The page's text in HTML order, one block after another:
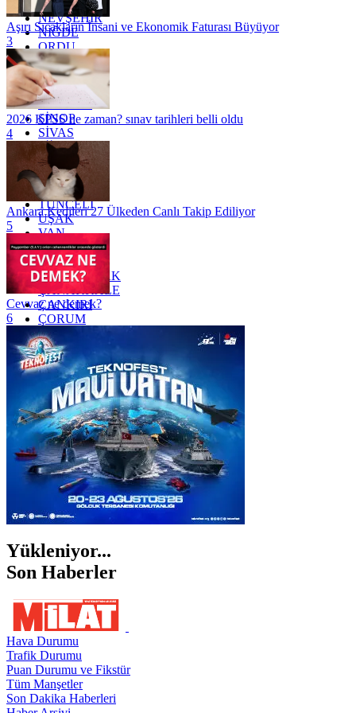
MUŞ
NEVŞEHİR
NİĞDE
ORDU
OSMANİYE
RİZE
SAKARYA
SAMSUN
SİNOP
SİVAS
SİİRT
TEKİRDAĞ
TOKAT
TRABZON
TUNCELİ
UŞAK
VAN
YALOVA
YOZGAT
ZONGULDAK
ÇANAKKALE
ÇANKIRI
ÇORUM
İSTANBUL
İZMİR
ŞANLIURFA
ŞIRNAK
Aşırı Sıcakların İnsani ve Ekonomik Faturası Büyüyor
3
2026 KPSS ne zaman? sınav tarihleri belli oldu
4
Ankara Kedileri 27 Ülkeden Canlı Takip Ediliyor
5
Cevvaz ne demek?
6
Yükleniyor...
Son Haberler
Hava Durumu
Trafik Durumu
Puan Durumu ve Fikstür
Tüm Manşetler
Son Dakika Haberleri